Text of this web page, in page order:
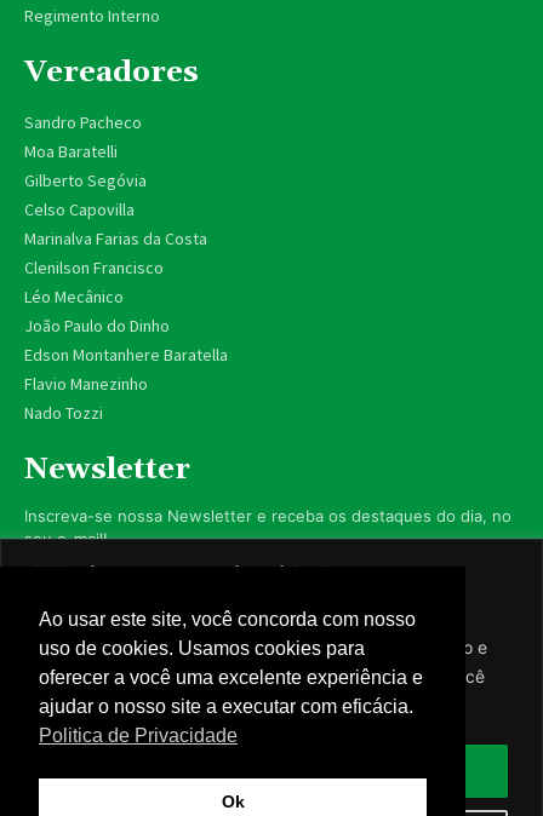
Valorizamos sua privacidade
Utilizamos cookies para aprimorar sua experiência de
navegação, exibir anúncios ou conteúdo personalizado e
analisar nosso tráfego. Ao clicar em “Aceitar todos”, você
concorda com nosso uso de cookies.
Regimento Interno
Vereadores
Sandro Pacheco
Moa Baratelli
Gilberto Segóvia
Celso Capovilla
Marinalva Farias da Costa
Clenilson Francisco
Léo Mecânico
João Paulo do Dinho
Edson Montanhere Baratella
Flavio Manezinho
Nado Tozzi
Newsletter
Inscreva-se nossa Newsletter e receba os destaques do dia, no
seu e-mail!
Inscrever-se
Nós respeitamos sua privacidade.
Ao usar este site, você concorda com nosso
uso de cookies. Usamos cookies para
oferecer a você uma excelente experiência e
ajudar o nosso site a executar com eficácia.
Politica de Privacidade
Ok